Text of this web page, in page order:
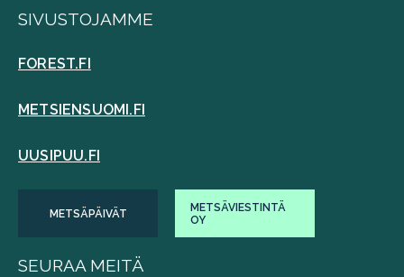
SIVUSTOJAMME
FOREST.FI
METSIENSUOMI.FI
UUSIPUU.FI
METSÄPÄIVÄT
METSÄVIESTINTÄ
OY
SEURAA MEITÄ